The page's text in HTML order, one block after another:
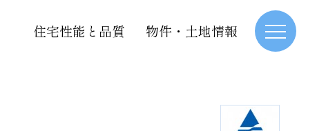
住宅性能と品質 物件・土地情報